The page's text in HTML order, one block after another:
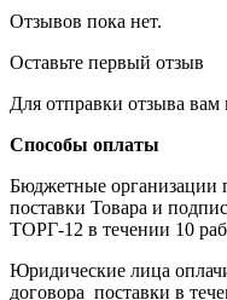
Отзывов пока нет.
Оставьте первый отзыв
Для отправки отзыва вам
Способы оплаты
Бюджетные организации
поставки Товара и
ТОРГ-12 в течении 10
Юридические лица
договора поставки в